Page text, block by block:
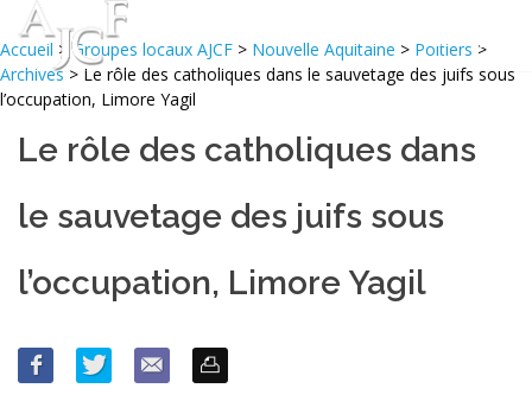
Accueil >Groupes locaux AJCF > Nouvelle Aquitaine > Poitiers >
Archives> Le rôle des catholiques dans le sauvetage des juifs sous
l’occupation, Limore Yagil
Le rôle des catholiques dans
le sauvetage des juifs sous
l’occupation, Limore Yagil